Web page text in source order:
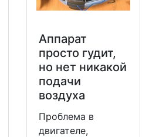
Аппарат
просто гудит,
но нет никакой
подачи
воздуха
Проблема в
двигателе,